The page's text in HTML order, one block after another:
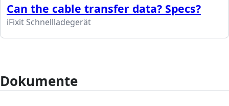
Can the cable transfer data? Specs?
iFixit Schnellladegerät
Dokumente